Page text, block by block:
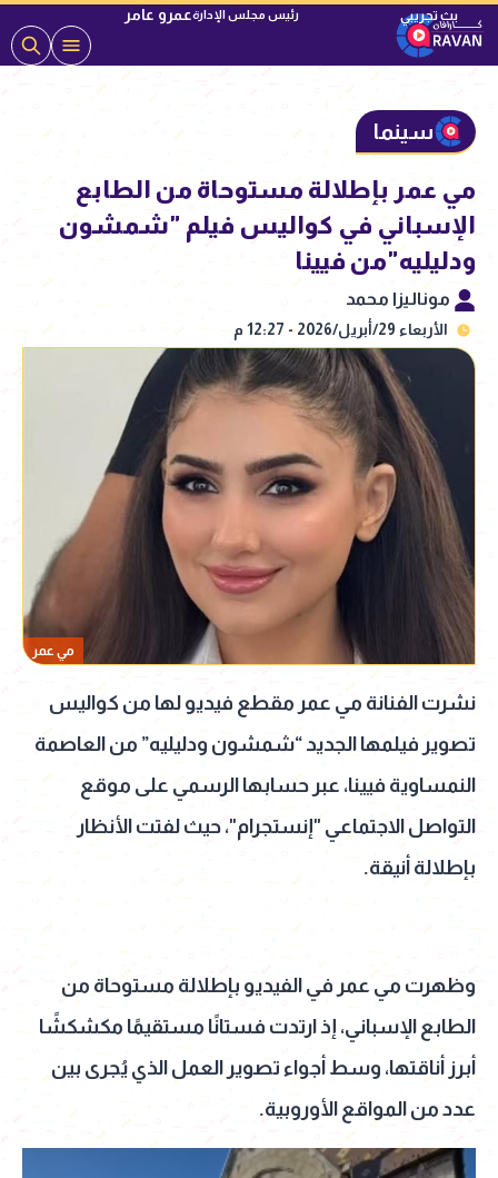
رئيس مجلس الإدارةعمرو عامر
سينما
مي عمر بإطلالة مستوحاة من الطابع
الإسباني في كواليس فيلم "شمشون
ودليليه"من فيينا
موناليزا محمد
الأربعاء 29/أبريل/2026 - 12:27 م
مي عمر
نشرت الفنانة مي عمر مقطع فيديو لها من كواليس
تصوير فيلمها الجديد “شمشون ودليليه” من العاصمة
النمساوية فيينا، عبر حسابها الرسمي على موقع
التواصل الاجتماعي "إنستجرام"، حيث لفتت الأنظار
بإطلالة أنيقة.
وظهرت مي عمر في الفيديو بإطلالة مستوحاة من
الطابع الإسباني، إذ ارتدت فستانًا مستقيمًا مكشكشًا
أبرز أناقتها، وسط أجواء تصوير العمل الذي يُجرى بين
عدد من المواقع الأوروبية.